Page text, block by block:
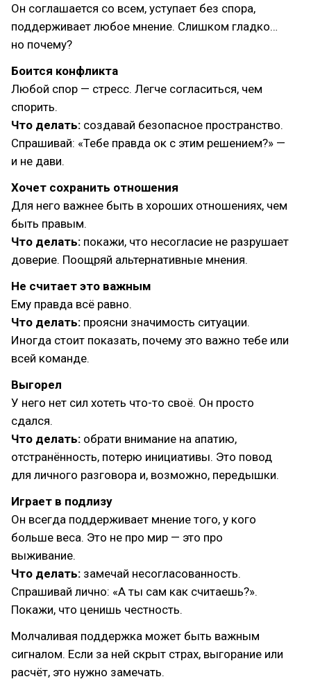
Он соглашается со всем, уступает без спора,
поддерживает любое мнение. Слишком гладко…
но почему?
Боится конфликта
Любой спор — стресс. Легче согласиться, чем
спорить.
Что делать: создавай безопасное пространство.
Спрашивай: «Тебе правда ок с этим решением?» —
и не дави.
Хочет сохранить отношения
Для него важнее быть в хороших отношениях, чем
быть правым.
Что делать: покажи, что несогласие не разрушает
доверие. Поощряй альтернативные мнения.
Не считает это важным
Ему правда всё равно.
Что делать: проясни значимость ситуации.
Иногда стоит показать, почему это важно тебе или
всей команде.
Выгорел
У него нет сил хотеть что-то своё. Он просто
сдался.
Что делать: обрати внимание на апатию,
отстранённость, потерю инициативы. Это повод
для личного разговора и, возможно, передышки.
Играет в подлизу
Он всегда поддерживает мнение того, у кого
больше веса. Это не про мир — это про
выживание.
Что делать: замечай несогласованность.
Спрашивай лично: «А ты сам как считаешь?».
Покажи, что ценишь честность.
Молчаливая поддержка может быть важным
сигналом. Если за ней скрыт страх, выгорание или
расчёт, это нужно замечать.